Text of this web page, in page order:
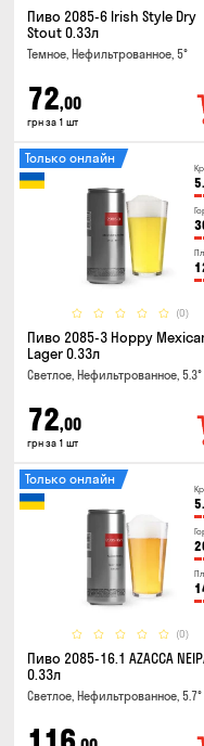
Пиво 2085-6 Irish Style Dry
Stout 0.33л
Темное, Нефильтрованное, 5°
72,00
грн за 1 шт
(0)
Только онлайн
Пиво 2085-3 Hoppy
Lager 0.33л
Светлое, Нефильтрованное, 5.3°
72,00
грн за 1 шт
(0)
Только онлайн
Пиво 2085-16.1 AZACCA
0.33л
Светлое, Нефильтрованное, 5.7°